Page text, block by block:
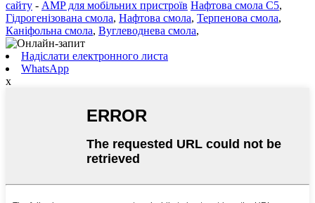
сайту - AMP для мобільних пристроїв Нафтова смола C5,
Гідрогенізована смола, Нафтова смола, Терпенова смола,
Каніфольна смола, Вуглеводнева смола,
Надіслати електронного листа
WhatsApp
x